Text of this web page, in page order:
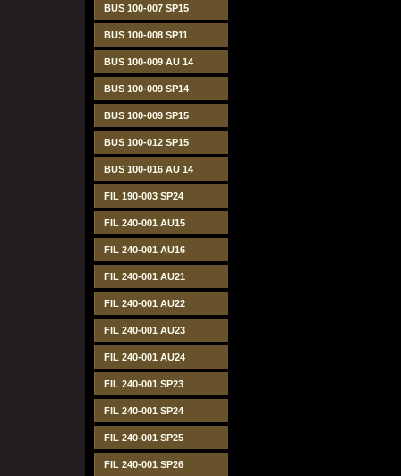
BUS 100-007 SP15
BUS 100-008 SP11
BUS 100-009 AU 14
BUS 100-009 SP14
BUS 100-009 SP15
BUS 100-012 SP15
BUS 100-016 AU 14
FIL 190-003 SP24
FIL 240-001 AU15
FIL 240-001 AU16
FIL 240-001 AU21
FIL 240-001 AU22
FIL 240-001 AU23
FIL 240-001 AU24
FIL 240-001 SP23
FIL 240-001 SP24
FIL 240-001 SP25
FIL 240-001 SP26